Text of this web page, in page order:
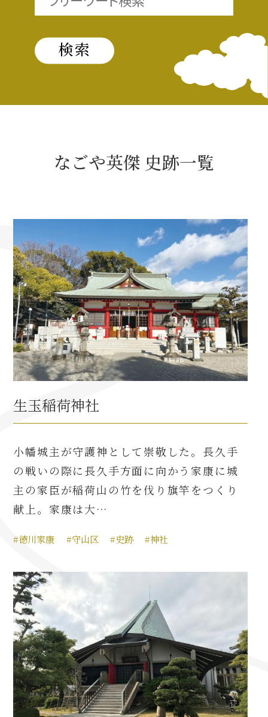
信長攻路
名古屋＜家康＞観光モデルコース
前田利家と名古屋の関係
利家関連 史跡 一覧
犬千代ルート
加藤清正と名古屋の関係
名古屋＜清正＞観光モデルコース
なごや英傑 史跡一覧
生玉稲荷神社
小幡城主が守護神として崇敬した。長久手
の戦いの際に長久手方面に向かう家康に城
主の家臣が稲荷山の竹を伐り旗竿をつくり
献上。家康は大…
#徳川家康 #守山区 #史跡 #神社